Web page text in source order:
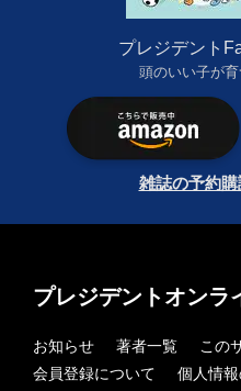
プレジデント
頭のいい子が
雑誌の予約
プレジデントオンラ
お知らせ 著者一覧
この
会員登録について
個人情